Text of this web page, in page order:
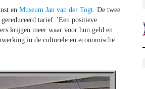
en Museum Jan van der Togt . De twee
gereduceerd tarief. 'Een positieve
krijgen meer waar voor hun geld en
in de culturele en economische